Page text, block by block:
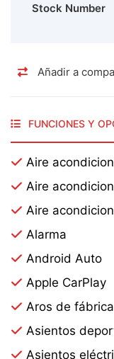
Stock Number
Añadir a
FUNCIONES Y
Aire
Aire
Aire
Alarma
Android Auto
Apple CarPlay
Aros de fábrica
Asientos
Asientos